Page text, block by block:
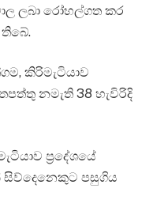
ලබා රෝහල්ගත කර
කිරිමැටියාව
නමැති 38 හැවිරිදි
ප්‍රදේශයේ
පසුගිය